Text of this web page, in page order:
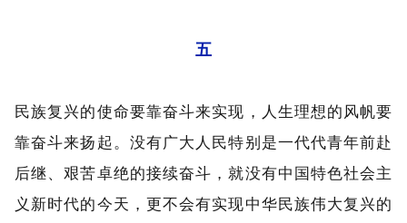
五
民族复兴的使命要靠奋斗来实现，人生理想的风帆要
靠奋斗来扬起。没有广大人民特别是一代代青年前赴
后继、艰苦卓绝的接续奋斗，就没有中国特色社会主
义新时代的今天，更不会有实现中华民族伟大复兴的